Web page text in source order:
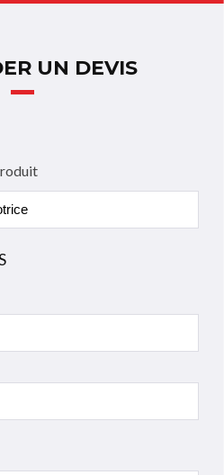
UN DEVIS